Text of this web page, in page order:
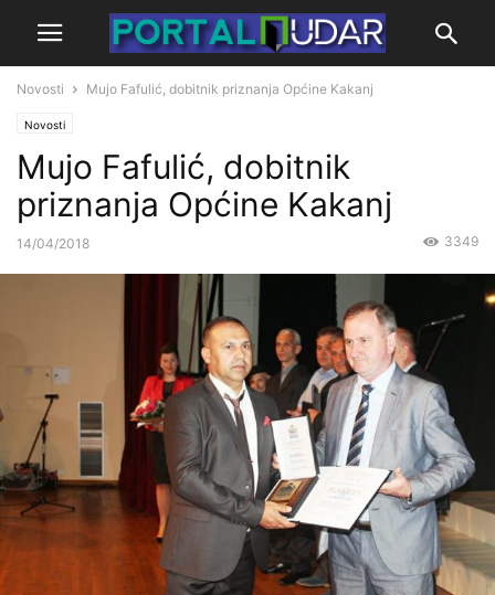
Novosti Mujo Fafulić, dobitnik priznanja Općine Kakanj
Novosti
Mujo Fafulić, dobitnik
priznanja Općine Kakanj
14/04/2018 3349